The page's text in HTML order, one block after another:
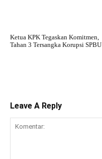
Ketua KPK Tegaskan Komitmen,
Tahan 3 Tersangka Korupsi SPBU
Leave A Reply